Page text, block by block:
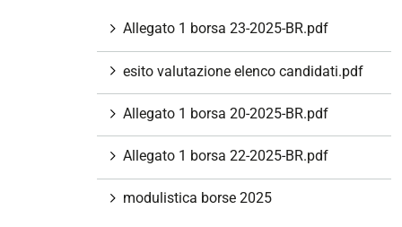
Allegato 1 borsa 23-2025-BR.pdf
esito valutazione elenco candidati.pdf
Allegato 1 borsa 20-2025-BR.pdf
Allegato 1 borsa 22-2025-BR.pdf
modulistica borse 2025